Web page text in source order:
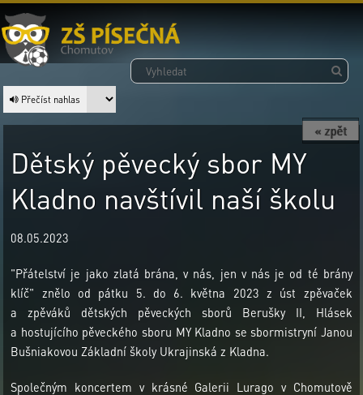
Přečíst nahlas
« zpět
Dětský pěvecký sbor MY
Kladno navštívil naší školu
08.05.2023
"Přátelství je jako zlatá brána, v nás, jen v nás je od té brány
klíč" znělo od pátku 5. do 6. května 2023 z úst zpěvaček
a zpěváků dětských pěveckých sborů Berušky II, Hlásek
a hostujícího pěveckého sboru MY Kladno se sbormistryní Janou
Bušniakovou Základní školy Ukrajinská z Kladna.
Společným koncertem v krásné Galerii Lurago v Chomutově